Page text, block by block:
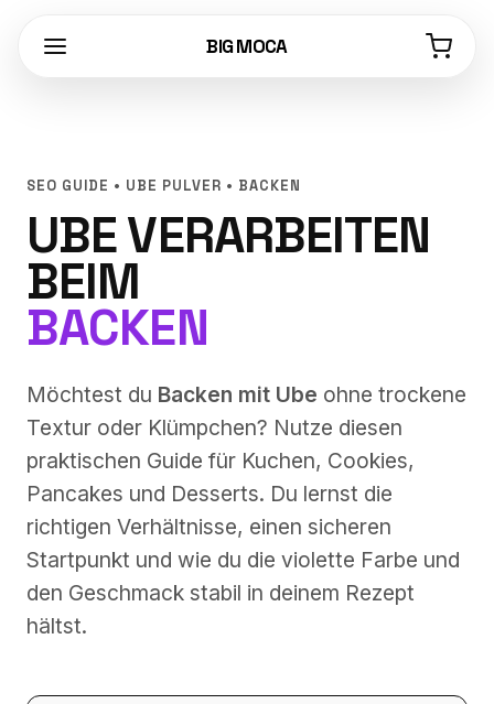
BIG MOCA
SEO GUIDE • UBE PULVER • BACKEN
UBE VERARBEITEN
BEIM
BACKEN
Möchtest du Backen mit Ube ohne trockene
Textur oder Klümpchen? Nutze diesen
praktischen Guide für Kuchen, Cookies,
Pancakes und Desserts. Du lernst die
richtigen Verhältnisse, einen sicheren
Startpunkt und wie du die violette Farbe und
den Geschmack stabil in deinem Rezept
hältst.